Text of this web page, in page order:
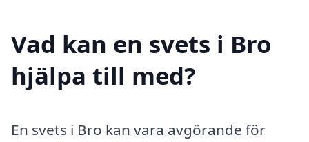
Vad kan en svets i Bro
hjälpa till med?
En svets i Bro kan vara avgörande för